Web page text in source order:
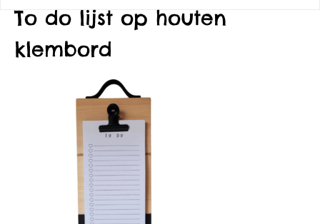
To do lijst op houten
klembord